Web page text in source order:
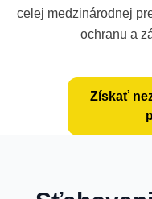
celej medzinárodnej
ochranu a
Získať